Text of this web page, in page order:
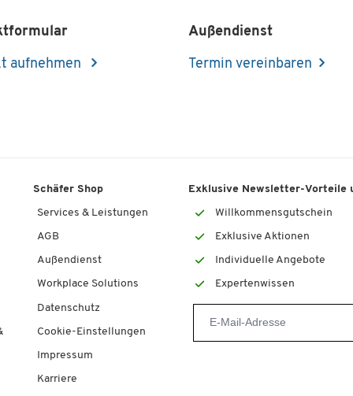
aufnehmen
Außendienst
Termin vereinbaren
Schäfer Shop
Services & Leistungen
AGB
Außendienst
Workplace Solutions
Datenschutz
Cookie-Einstellungen
Impressum
Karriere
Exklusive Newsletter-Vorteile
Willkommensgutschein
Exklusive Aktionen
Individuelle Angebote
Expertenwissen